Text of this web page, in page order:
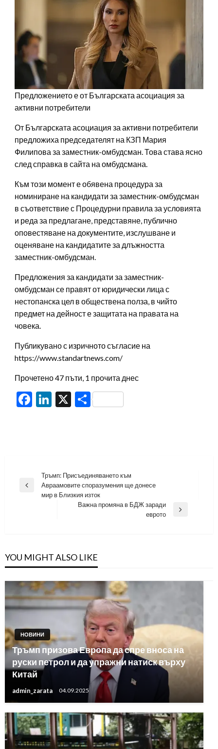
Предложението е от Българската асоциация за
активни потребители
От Българската асоциация за активни потребители
предложиха председателят на КЗП Мария
Филипова за заместник-омбудсман. Това става ясно
след справка в сайта на омбудсмана.
Към този момент е обявена процедура за
номиниране на кандидати за заместник-омбудсман
в съответствие с Процедурни правила за условията
и реда за предлагане, представяне, публично
оповестяване на документите, изслушване и
оценяване на кандидатите за длъжността
заместник-омбудсман.
Предложения за кандидати за заместник-
омбудсман се правят от юридически лица с
нестопанска цел в обществена полза, в чийто
предмет на дейност е защитата на правата на
човека.
Публикувано с изричното съгласие на
https://www.standartnews.com/
Прочетено 47 пъти, 1 прочита днес
Facebook
LinkedIn
X Share
Навигация
Previous
Тръмп: Присъединяването към
Авраамовите споразумения ще донесе
мир в Близкия изток
Важна промяна в БДЖ заради
еврото
YOU MIGHT ALSO LIKE
НОВИНИ
Тръмп призова Европа да спре вноса на
руски петрол и да упражни натиск върху
Китай
admin_zarata 04.09.2025